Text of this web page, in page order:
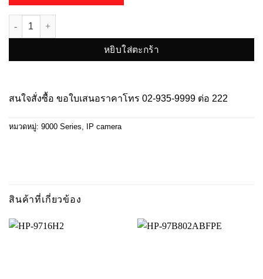
จำนวน HD-9704D-V1 ชิ้น
หยิบใส่ตะกร้า
สนใจสั่งซื้อ ขอใบเสนอราคาโทร 02-935-9999 ต่อ 222
หมวดหมู่: 9000 Series, IP camera
สินค้าที่เกี่ยวข้อง